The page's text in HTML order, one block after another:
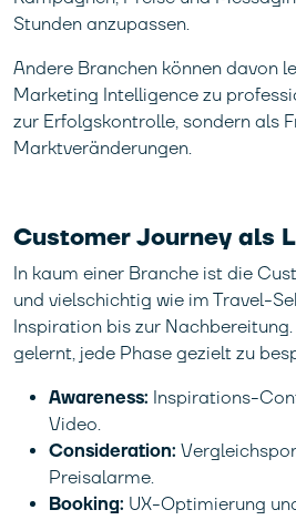
Stunden anzupassen.
Andere Branchen können davon
Marketing Intelligence zu
zur Erfolgskontrolle, sondern als
Marktveränderungen.
Customer Journey als
In kaum einer Branche ist die
und vielschichtig wie im Travel-
Inspiration bis zur
gelernt, jede Phase gezielt zu
Awareness: Inspirations-
Video.
Consideration:
Preisalarme.
Booking: UX-Optimierung